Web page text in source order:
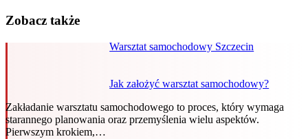
Zobacz także
Warsztat samochodowy Szczecin
Jak założyć warsztat samochodowy?
Zakładanie warsztatu samochodowego to proces, który wymaga
starannego planowania oraz przemyślenia wielu aspektów.
Pierwszym krokiem,…